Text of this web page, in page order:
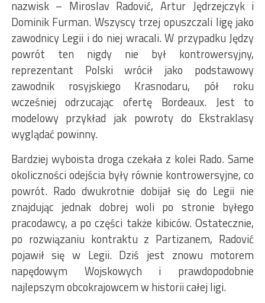
nazwisk – Miroslav Radović, Artur Jędrzejczyk i
Dominik Furman. Wszyscy trzej opuszczali ligę jako
zawodnicy Legii i do niej wracali. W przypadku Jędzy
powrót ten nigdy nie był kontrowersyjny,
reprezentant Polski wrócił jako podstawowy
zawodnik rosyjskiego Krasnodaru, pół roku
wcześniej odrzucając ofertę Bordeaux. Jest to
modelowy przykład jak powroty do Ekstraklasy
wyglądać powinny.
Bardziej wyboista droga czekała z kolei Rado. Same
okoliczności odejścia były równie kontrowersyjne, co
powrót. Rado dwukrotnie dobijał się do Legii nie
znajdując jednak dobrej woli po stronie byłego
pracodawcy, a po części także kibiców. Ostatecznie,
po rozwiązaniu kontraktu z Partizanem, Radović
pojawił się w Legii. Dziś jest znowu motorem
napędowym Wojskowych i prawdopodobnie
najlepszym obcokrajowcem w historii całej ligi.